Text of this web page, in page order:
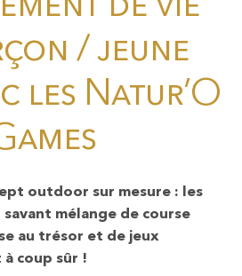
/ jeune
les Natur’O
outdoor sur mesure : les
savant mélange de course
au trésor et de jeux
à coup sûr !